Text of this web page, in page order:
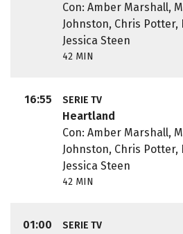
Con: Amber Marshall,
Johnston, Chris
Jessica Steen
42 MIN
16:55 SERIE TV
Heartland
Con: Amber Marshall,
Johnston, Chris
Jessica Steen
42 MIN
01:00 SERIE TV